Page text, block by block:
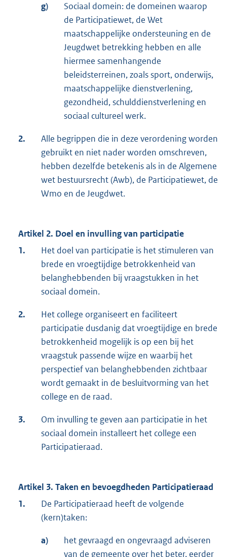
g)
Sociaal domein: de domeinen waarop
de Participatiewet, de Wet
maatschappelijke ondersteuning en de
Jeugdwet betrekking hebben en alle
hiermee samenhangende
beleidsterreinen, zoals sport, onderwijs,
maatschappelijke dienstverlening,
gezondheid, schulddienstverlening en
sociaal cultureel werk.
2.
Alle begrippen die in deze verordening worden
gebruikt en niet nader worden omschreven,
hebben dezelfde betekenis als in de Algemene
wet bestuursrecht (Awb), de Participatiewet, de
Wmo en de Jeugdwet.
Artikel 2. Doel en invulling van participatie
1.
Het doel van participatie is het stimuleren van
brede en vroegtijdige betrokkenheid van
belanghebbenden bij vraagstukken in het
sociaal domein.
2.
Het college organiseert en faciliteert
participatie dusdanig dat vroegtijdige en brede
betrokkenheid mogelijk is op een bij het
vraagstuk passende wijze en waarbij het
perspectief van belanghebbenden zichtbaar
wordt gemaakt in de besluitvorming van het
college en de raad.
3.
Om invulling te geven aan participatie in het
sociaal domein installeert het college een
Participatieraad.
Artikel 3. Taken en bevoegdheden Participatieraad
1.
De Participatieraad heeft de volgende
(kern)taken:
a)
het gevraagd en ongevraagd adviseren
van de gemeente over het beter, eerder